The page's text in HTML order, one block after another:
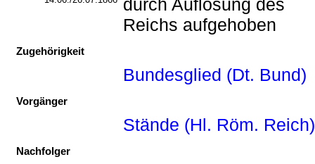
durch Auflösung des
Reichs aufgehoben
Zugehörigkeit
Bundesglied (Dt. Bund)
Vorgänger
Stände (Hl. Röm. Reich)
Nachfolger